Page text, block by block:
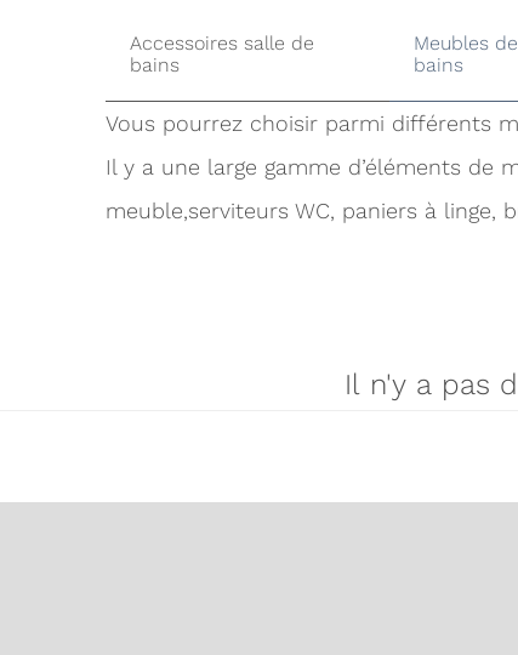
Accessoires salle de
bains
Meubles
bains
Vous pourrez choisir parmi différents
Il y a une large gamme d’éléments de
meuble,serviteurs WC, paniers à linge,
Il n'y a pas